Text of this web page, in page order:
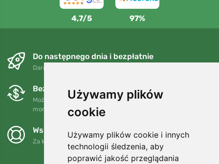
Używamy plików
cookie
Używamy plików cookie i innych
technologii śledzenia, aby
poprawić jakość przeglądania
4,7/5 97%
Do następnego dnia i bezpłatnie
Darmowa wysyłka dla zamówień powyżej 250 PLN
Bezpłatne wymiany i zwroty
Możesz zwrócić lub wymienić swoje zamówienie w dowolnym
momencie w ciągu 90 dni.
Wspieramy Trees.org
Za każde zamówienie sadzimy drzewo! Czytaj więcej